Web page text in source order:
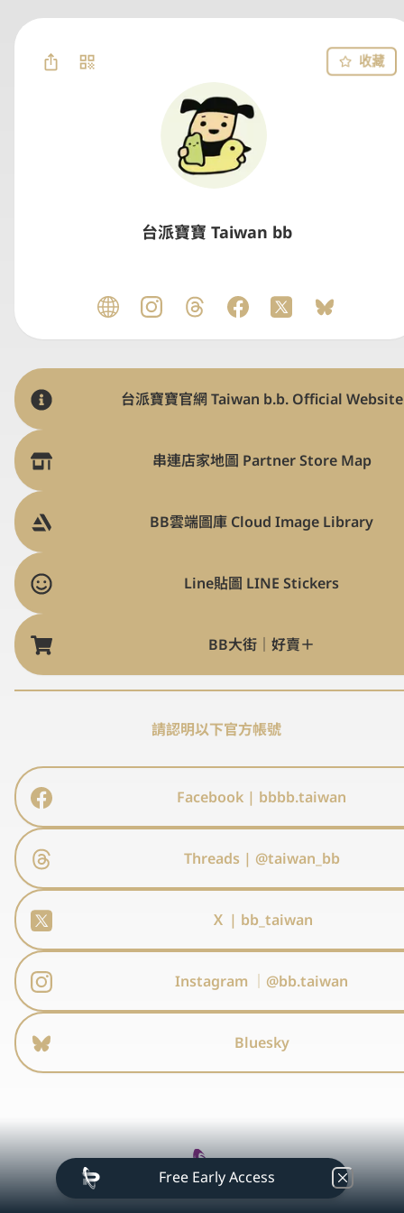
台派寶寶 Taiwan bb
收藏
台派寶寶官網 Taiwan b.b. Official Website
串連店家地圖 Partner Store Map
BB雲端圖庫 Cloud Image Library
Line貼圖 LINE Stickers
BB大街｜好賣＋
請認明以下官方帳號
Facebook | bbbb.taiwan
Threads | @taiwan_bb
Ｘ | bb_taiwan
Instagram ｜@bb.taiwan
Bluesky
全年度活動持續公布中
Free Early Access